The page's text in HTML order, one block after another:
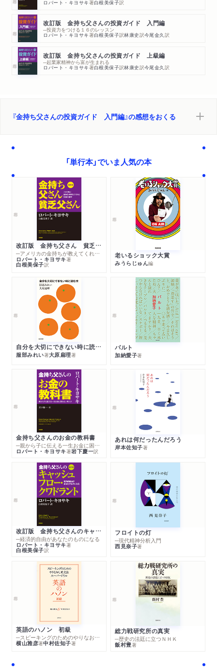
ロバート・キヨサキ著白根美保子訳
改訂版 金持ち父さんの投資ガイド 入門編
─投資力をつける１６のレッスン
ロバート・キヨサキ著白根美保子訳林康史訳今尾金久 訳
改訂版 金持ち父さんの投資ガイド 上級編
─起業家精神から富が生まれる
ロバート・キヨサキ著白根美保子訳林康史訳今尾金久 訳
『金持ち父さんの投資ガイド 入門編』の感想をおくる
「単行本」でいま人気の本
改訂版 金持ち父さん 貧乏父さん
─アメリカの金持ちが教えてくれるお金の哲学
ロバート・キヨサキ著
白根美保子訳
老いるショック大賞
みうらじゅん編
自分を大切にできない時に読む本
服部みれい著大原扁理著
パルト
加納愛子著
金持ち父さんのお金の教科書
─親から子に伝える一生お金に困らない考え方
ロバート・キヨサキ著岩下慶一訳
あれは何だったんだろう
岸本佐知子著
改訂版 金持ち父さんのキャッシュフロー・クワドラント
─経済的自由があなたのものになる
ロバート・キヨサキ著
白根美保子訳
フロイトの灯
─現代精神分析入門
西見奈子著
英語のハノン 初級
─スピーキングのためのやりなおし英文法スーパードリル
横山雅彦著中村佐知子著
総力戦研究所の真実
─歴史の法廷に立つＮＨＫ
飯村豊著